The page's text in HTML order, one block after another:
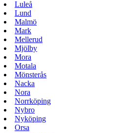
Luleå
Lund
Malmö
Mark
Mellerud
Mjölby
Mora
Motala
Mönsterås
Nacka
Nora
Norrköping
Nybro
Nyköping
Orsa